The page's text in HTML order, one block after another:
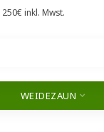
250€ inkl. Mwst.
WEIDEZAUN